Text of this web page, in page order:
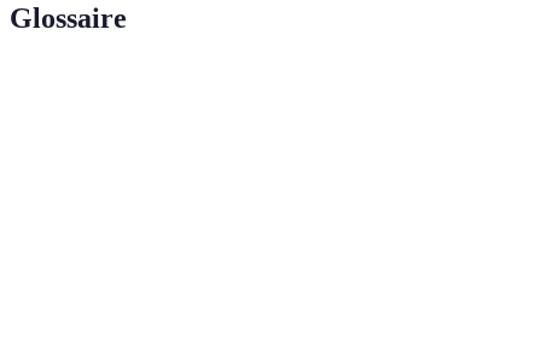
Glossaire